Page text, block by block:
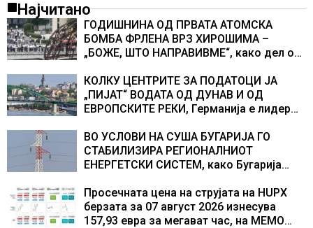
Најчитано
ГОДИШНИНА ОД ПРВАТА АТОМСКА
БОМБА ФРЛЕНА ВРЗ ХИРОШИМА –
„БОЖЕ, ШТО НАПРАВИВМЕ“, како дел од
учесниците во бомбардирањето го
доживуваа овој настан што го промени
текот на историјата
КОЛКУ ЦЕНТРИТЕ ЗА ПОДАТОЦИ ЈА
„ПИЈАТ“ ВОДАТА ОД ДУНАВ И ОД
ЕВРОПСКИТЕ РЕКИ, Германија е лидер
центри за податоци
ВО УСЛОВИ НА СУША БУГАРИЈА ГО
СТАБИЛИЗИРА РЕГИОНАЛНИОТ
ЕНЕРГЕТСКИ СИСТЕМ, како Бугарија
складирање на енергија од батерии
Просечната цена на струјата на HUPX
берзата за 07 август 2026 изнесува
157,93 евра за мегават час, на МЕМО